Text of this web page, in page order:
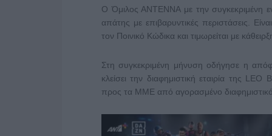
Ο Όμιλος ΑΝΤΕΝΝΑ με την συγκεκριμένη
απάτης με επιβαρυντικές περιστάσεις.
τον Ποινικό Κώδικα και τιμωρείται με
Στη συγκεκριμένη μήνυση οδήγησε η
κλείσει την διαφημιστική εταιρία της
προς τα ΜΜΕ από αγορασμένο